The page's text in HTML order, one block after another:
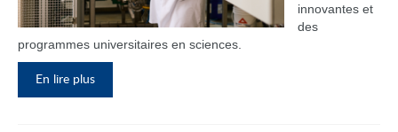
innovantes et
des
programmes universitaires en sciences.
En lire plus